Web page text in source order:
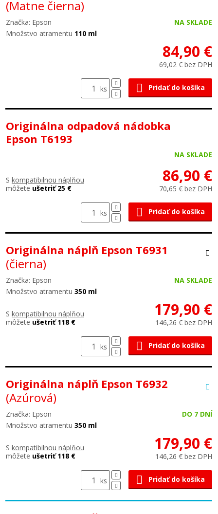
(Matne čierna)
Značka: Epson
NA SKLADE
Množstvo atramentu 110 ml
84,90 €
69,02 € bez DPH
ks Pridať do košíka
Originálna odpadová nádobka
Epson T6193
NA SKLADE
S kompatibilnou náplňou
môžete ušetriť 25 €
86,90 €
70,65 € bez DPH
ks Pridať do košíka
Originálna náplň Epson T6931
(čierna)
Značka: Epson
NA SKLADE
Množstvo atramentu 350 ml
S kompatibilnou náplňou
môžete ušetriť 118 €
179,90 €
146,26 € bez DPH
ks Pridať do košíka
Originálna náplň Epson T6932
(Azúrová)
Značka: Epson
DO 7 DNÍ
Množstvo atramentu 350 ml
S kompatibilnou náplňou
môžete ušetriť 118 €
179,90 €
146,26 € bez DPH
ks Pridať do košíka